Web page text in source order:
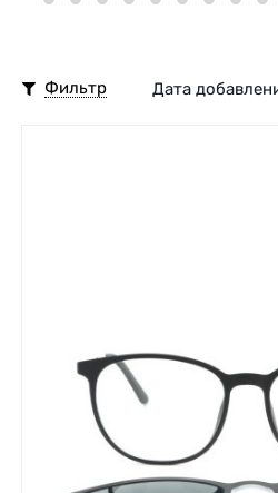
Фильтр Дата